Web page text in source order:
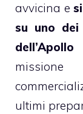
avvicina e
su uno
dell’Apollo
ultimi